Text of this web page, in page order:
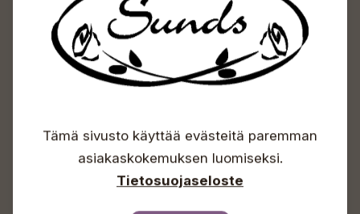
Sundin Puutarhakeskus
Sunnuntaisin Itsepalvelu
Info & vaihde
Tämä sivusto käyttää evästeitä paremman
asiakaskokemuksen luomiseksi.
Tietosuojaseloste